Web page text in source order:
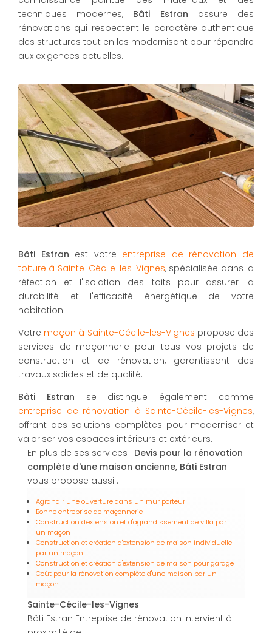
techniques modernes, Bâti Estran assure des
rénovations qui respectent le caractère authentique
des structures tout en les modernisant pour répondre
aux exigences actuelles.
Bâti Estran est votre entreprise de rénovation de
toiture à Sainte-Cécile-les-Vignes, spécialisée dans la
réfection et l'isolation des toits pour assurer la
durabilité et l'efficacité énergétique de votre
habitation.
Votre maçon à Sainte-Cécile-les-Vignes propose des
services de maçonnerie pour tous vos projets de
construction et de rénovation, garantissant des
travaux solides et de qualité.
Bâti Estran se distingue également comme
entreprise de rénovation à Sainte-Cécile-les-Vignes,
offrant des solutions complètes pour moderniser et
valoriser vos espaces intérieurs et extérieurs.
En plus de ses services : Devis pour la rénovation
complète d'une maison ancienne, Bâti Estran
vous propose aussi :
Agrandir une ouverture dans un mur porteur
Bonne entreprise de maçonnerie
Construction d'extension et d'agrandissement de villa par
un maçon
Construction et création d'extension de maison individuelle
par un maçon
Construction et création d'extension de maison pour garage
Coût pour la rénovation complète d'une maison par un
maçon
Sainte-Cécile-les-Vignes
Bâti Estran Entreprise de rénovation intervient à